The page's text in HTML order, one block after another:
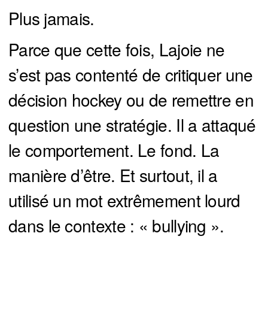
Plus jamais.
Parce que cette fois, Lajoie ne
s’est pas contenté de critiquer une
décision hockey ou de remettre en
question une stratégie. Il a attaqué
le comportement. Le fond. La
manière d’être. Et surtout, il a
utilisé un mot extrêmement lourd
dans le contexte : « bullying ».